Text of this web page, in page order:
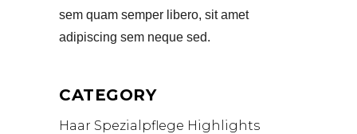
sem quam semper libero, sit amet
adipiscing sem neque sed.
CATEGORY
Haar Spezialpflege Highlights